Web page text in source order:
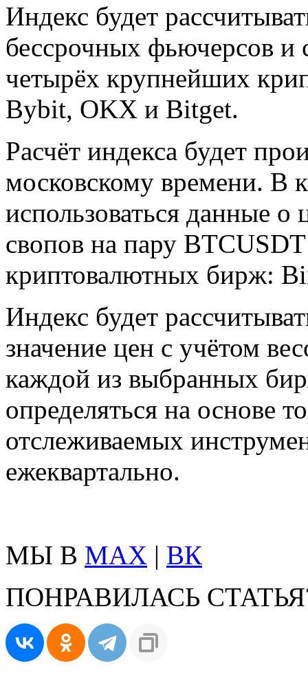
Индекс будет
бессрочных фьючерсов и
четырёх крупнейших
Bybit, OKX и Bitget.
Расчёт индекса будет
московскому времени. В
использоваться данные
свопов на пару
криптовалютных бирж:
Индекс будет
значение цен с учётом
каждой из выбранных
определяться на основе
отслеживаемых
ежеквартально.
МЫ В MAX | ВК
ПОНРАВИЛАСЬ